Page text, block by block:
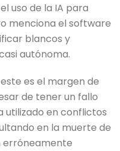
uso de la IA para
menciona el software
blancos y
autónoma.
es el margen de
de tener un fallo
utilizado en conflictos
en la muerte de
erróneamente